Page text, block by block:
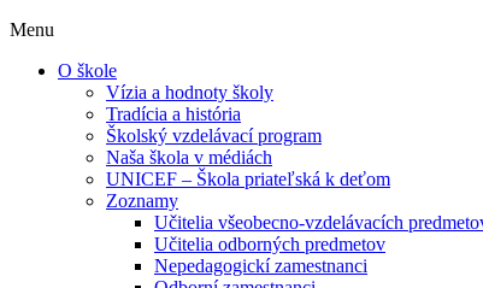
Menu
O škole
Vízia a hodnoty školy
Tradícia a história
Školský vzdelávací program
Naša škola v médiách
UNICEF – Škola priateľská k deťom
Zoznamy
Učitelia všeobecno-vzdelávacích
Učitelia odborných predmetov
Nepedagogickí zamestnanci